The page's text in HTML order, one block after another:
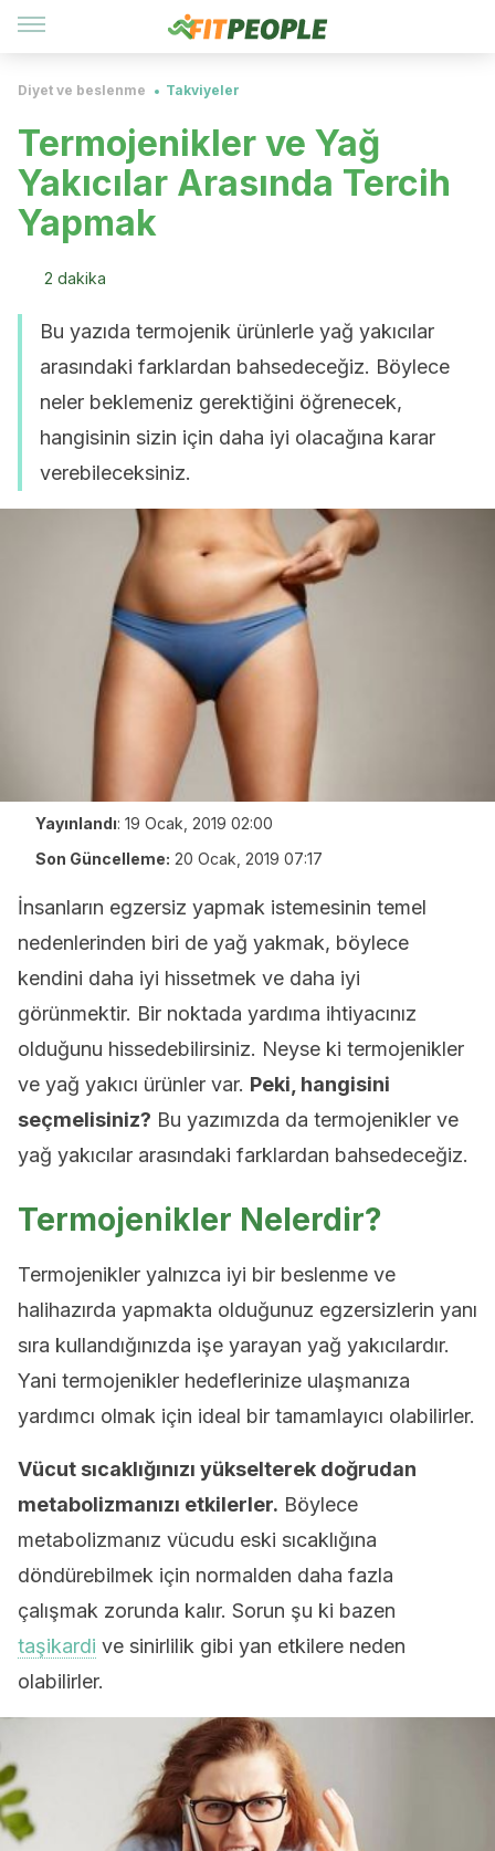
Diyet ve beslenme Takviyeler
Termojenikler ve Yağ
Yakıcılar Arasında Tercih
Yapmak
2 dakika
Bu yazıda termojenik ürünlerle yağ yakıcılar
arasındaki farklardan bahsedeceğiz. Böylece
neler beklemeniz gerektiğini öğrenecek,
hangisinin sizin için daha iyi olacağına karar
verebileceksiniz.
Yayınlandı: 19 Ocak, 2019 02:00
Son Güncelleme: 20 Ocak, 2019 07:17
İnsanların egzersiz yapmak istemesinin temel
nedenlerinden biri de yağ yakmak, böylece
kendini daha iyi hissetmek ve daha iyi
görünmektir. Bir noktada yardıma ihtiyacınız
olduğunu hissedebilirsiniz. Neyse ki termojenikler
ve yağ yakıcı ürünler var. Peki, hangisini
seçmelisiniz? Bu yazımızda da termojenikler ve
yağ yakıcılar arasındaki farklardan bahsedeceğiz.
Termojenikler Nelerdir?
Termojenikler yalnızca iyi bir beslenme ve
halihazırda yapmakta olduğunuz egzersizlerin yanı
sıra kullandığınızda işe yarayan yağ yakıcılardır.
Yani termojenikler hedeflerinize ulaşmanıza
yardımcı olmak için ideal bir tamamlayıcı olabilirler.
Vücut sıcaklığınızı yükselterek doğrudan
metabolizmanızı etkilerler. Böylece
metabolizmanız vücudu eski sıcaklığına
döndürebilmek için normalden daha fazla
çalışmak zorunda kalır. Sorun şu ki bazen
taşikardi ve sinirlilik gibi yan etkilere neden
olabilirler.